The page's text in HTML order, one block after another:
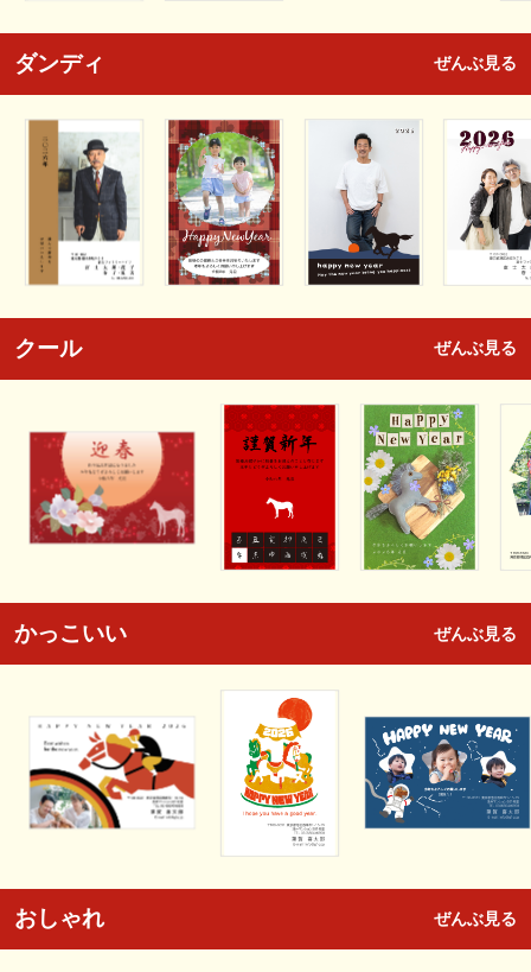
ダンディ ぜんぶ見る
クール ぜんぶ見る
かっこいい ぜんぶ見る
おしゃれ ぜんぶ見る